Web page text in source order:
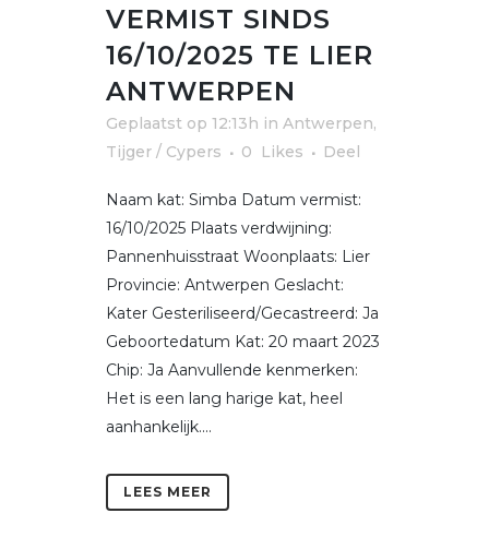
VERMIST SINDS
16/10/2025 TE LIER
ANTWERPEN
Geplaatst op 12:13h in Antwerpen,
Tijger / Cypers
0 Likes Deel
Naam kat: Simba Datum vermist:
16/10/2025 Plaats verdwijning:
Pannenhuisstraat Woonplaats: Lier
Provincie: Antwerpen Geslacht:
Kater Gesteriliseerd/Gecastreerd: Ja
Geboortedatum Kat: 20 maart 2023
Chip: Ja Aanvullende kenmerken:
Het is een lang harige kat, heel
aanhankelijk....
LEES MEER